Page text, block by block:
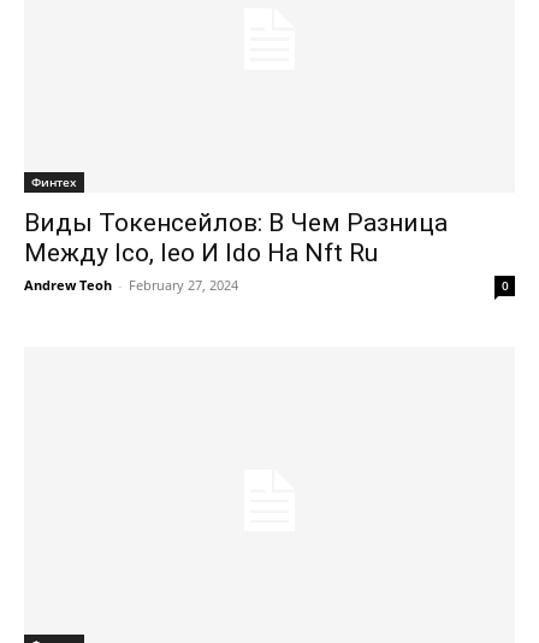
Финтех
Виды Токенсейлов: В Чем Разница
Между Ico, Ieo И Ido На Nft Ru
Andrew Teoh - February 27, 2024 0